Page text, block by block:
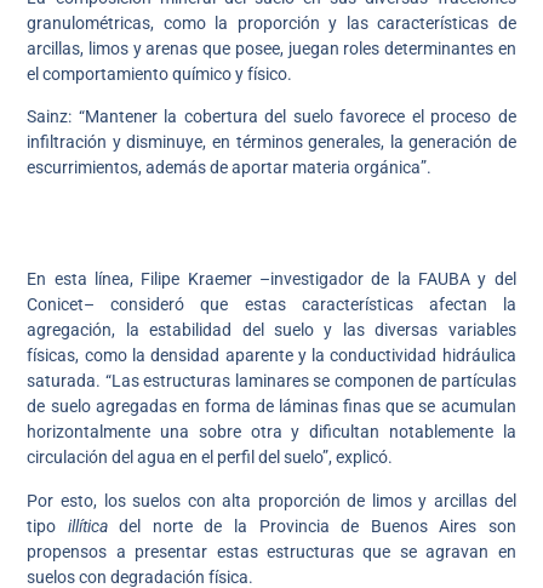
granulométricas, como la proporción y las características de
arcillas, limos y arenas que posee, juegan roles determinantes en
el comportamiento químico y físico.
Sainz: “Mantener la cobertura del suelo favorece el proceso de
infiltración y disminuye, en términos generales, la generación de
escurrimientos, además de aportar materia orgánica”.
En esta línea, Filipe Kraemer –investigador de la FAUBA y del
Conicet– consideró que estas características afectan la
agregación, la estabilidad del suelo y las diversas variables
físicas, como la densidad aparente y la conductividad hidráulica
saturada. “Las estructuras laminares se componen de partículas
de suelo agregadas en forma de láminas finas que se acumulan
horizontalmente una sobre otra y dificultan notablemente la
circulación del agua en el perfil del suelo”, explicó.
Por esto, los suelos con alta proporción de limos y arcillas del
tipo illíticadel norte de la Provincia de Buenos Aires son
propensos a presentar estas estructuras que se agravan en
suelos con degradación física.